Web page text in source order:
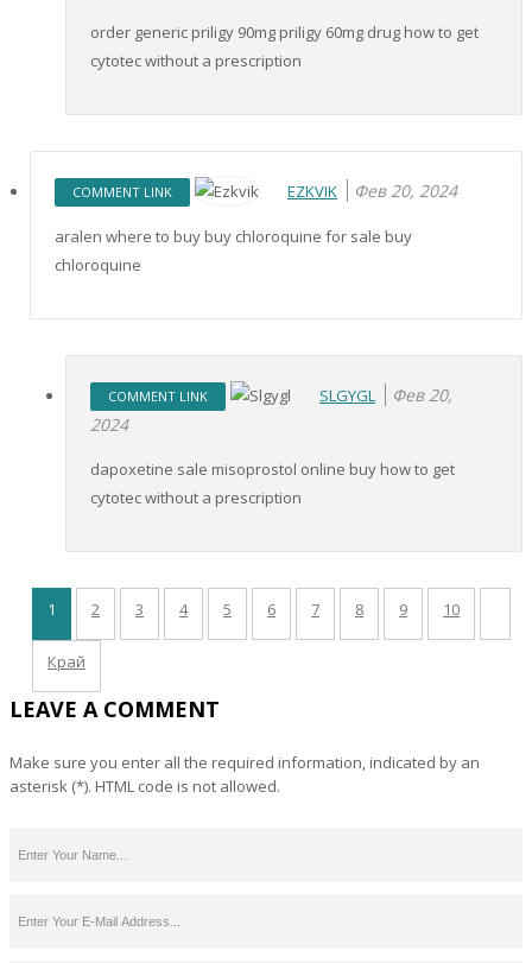
order generic priligy 90mg priligy 60mg drug how to get
cytotec without a prescription
COMMENT LINK EZKVIK Фев 20, 2024
aralen where to buy buy chloroquine for sale buy
chloroquine
COMMENT LINK SLGYGL
Фев 20,
2024
dapoxetine sale misoprostol online buy how to get
cytotec without a prescription
1 2 3 4 5 6 7 8 9 10
Край
LEAVE A COMMENT
Make sure you enter all the required information, indicated by an
asterisk (*). HTML code is not allowed.